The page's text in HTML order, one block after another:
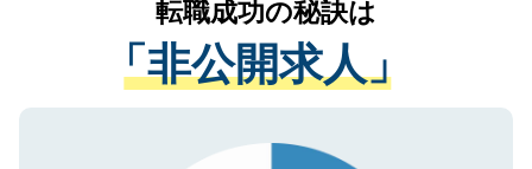
は、個人情報の取り扱いについての厳密な
管理基準を満たした事業者のみに付与され
る、プライバシーマークを取得済みです。
で、機密保持に関してもご安心ください。
経験をまじえながら、適切なアドバイスを
させていただきます。すぐにご転職をされ
ない方には、長期的なサポートが可能です
ので、まずはご登録ください。
転職成功の秘訣は
「非公開求人」